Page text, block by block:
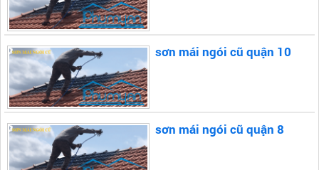
sơn mái ngói cũ quận 10
sơn mái ngói cũ quận 8